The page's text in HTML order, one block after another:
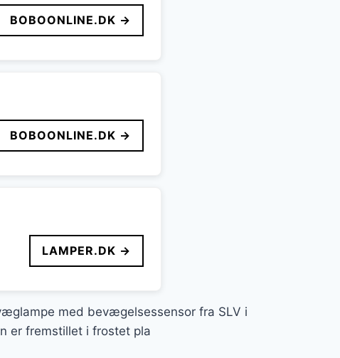
BOBOONLINE.DK →
BOBOONLINE.DK →
LAMPER.DK →
med bevægelsessensor fra SLV i
er fremstillet i frostet pla